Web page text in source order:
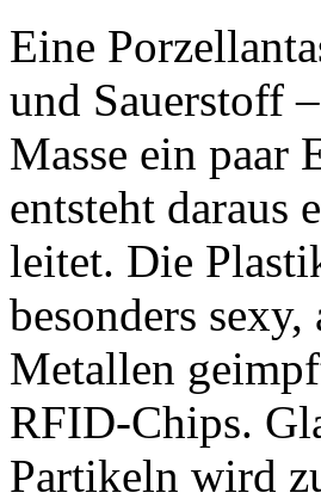
Eine
und Sauerstoff
Masse ein paar
entsteht daraus
leitet. Die
besonders
Metallen
RFID-Chips.
Partikeln wird